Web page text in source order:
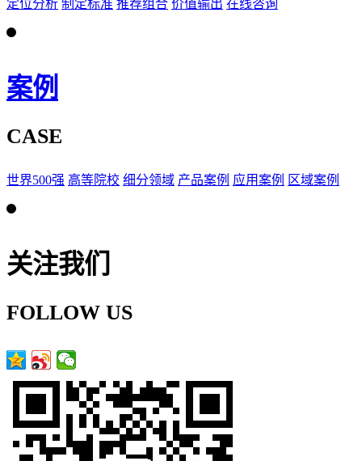
定位分析 制定标准 推荐组合 价值输出 在线咨询
案例
CASE
世界500强 高等院校 细分领域 产品案例 应用案例 区域案例
关注我们
FOLLOW US